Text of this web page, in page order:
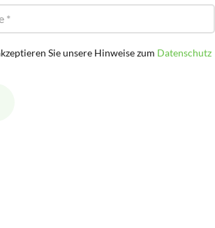
Sie unsere Hinweise zum Datenschutz